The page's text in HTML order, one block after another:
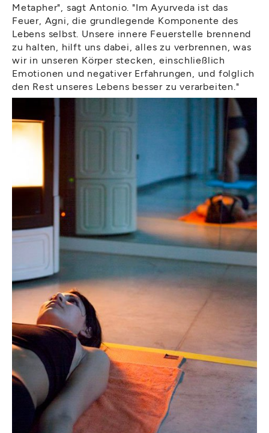
Metapher", sagt Antonio. "Im Ayurveda ist das
Feuer, Agni, die grundlegende Komponente des
Lebens selbst. Unsere innere Feuerstelle brennend
zu halten, hilft uns dabei, alles zu verbrennen, was
wir in unseren Körper stecken, einschließlich
Emotionen und negativer Erfahrungen, und folglich
den Rest unseres Lebens besser zu verarbeiten."